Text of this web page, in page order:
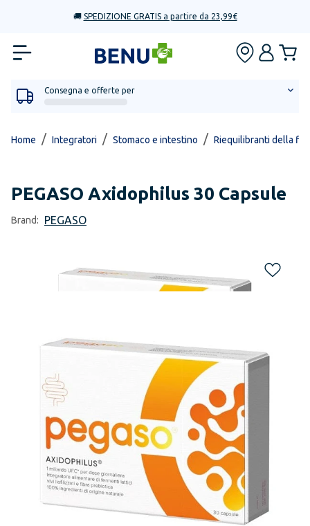
🚚 SPEDIZIONE GRATIS a partire da 23,99€
Consegna e offerte per
Home / Integratori / Stomaco e intestino / Riequilibranti della
PEGASO Axidophilus 30 Capsule
Brand: PEGASO